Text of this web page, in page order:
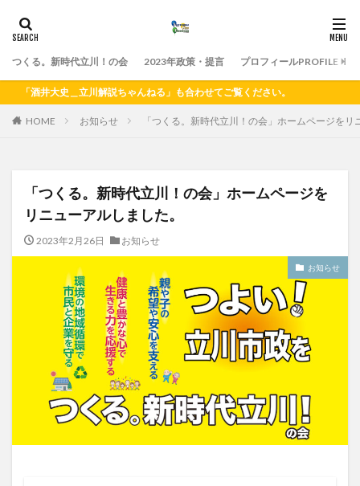
つくる。新時代立川！の会 2023年政策・提言 プロフィールPROFILE
酒井大史＿立川解説ちゃんねる」も合わせてご覧ください。
HOME お知らせ 「つくる。新時代立川！の会」ホームページを
「つくる。新時代立川！の会」ホームページを
リニューアルしました。
2023年2月26日 お知らせ
お知らせ